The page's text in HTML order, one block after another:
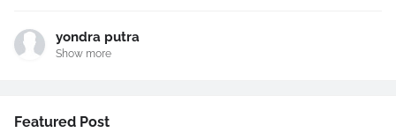
yondra putra
Show more
Featured Post